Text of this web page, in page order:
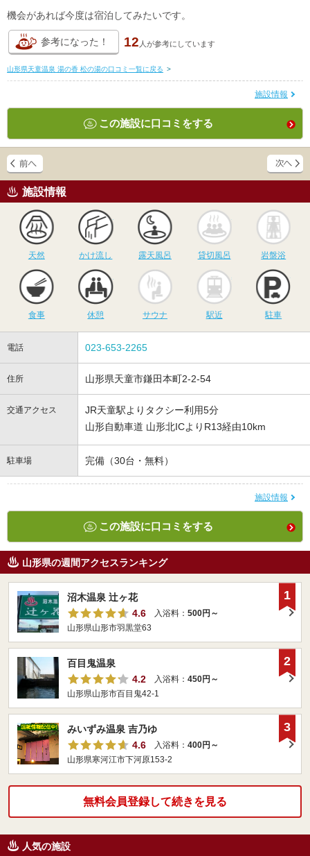
機会があれば今度は宿泊してみたいです。
参考になった！ 12 人が参考にしています
山形県天童温泉 湯の香 松の湯の口コミ一覧に戻る >
施設情報
この施設に口コミをする
施設情報
天然
かけ流し
かけ流し
露天風呂
露天風呂
貸切風呂
貸切風呂 岩盤浴
食事 休憩
サウナ
サウナ 駅近 駐車
電話 023-653-2265
住所 山形県天童市鎌田本町2-2-54
交通アクセス
JR天童駅よりタクシー利用5分
山形自動車道 山形北ICよりR13経由10km
駐車場 完備（30台・無料）
施設情報
この施設に口コミをする
山形県の週間アクセスランキング
沼木温泉 辻ヶ花
4.6
入浴料： 500円～
山形県山形市羽黒堂63
1
百目鬼温泉
4.2
入浴料： 450円～
山形県山形市百目鬼42-1
2
みいずみ温泉 吉乃ゆ
4.6
入浴料： 400円～
山形県寒河江市下河原153-2
3
無料会員登録して続きを見る
人気の施設